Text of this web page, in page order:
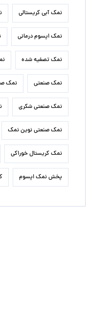
نمک آبی کریستالی
نمک اپسوم درمانی
نمک تصفیه شده
نمک صنعتی نمک
نمک صنعتی شکری
نمک صنعتی نوین نمک
نمک کریستال خوراکی
پخش نمک اپسوم